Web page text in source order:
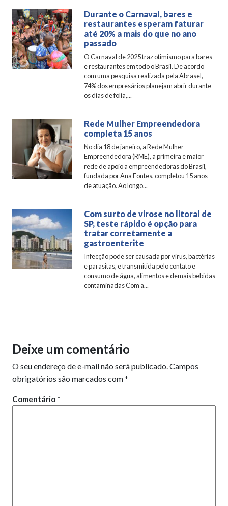
Durante o Carnaval, bares e
restaurantes esperam faturar
até 20% a mais do que no ano
passado
O Carnaval de 2025 traz otimismo para bares
e restaurantes em todo o Brasil. De acordo
com uma pesquisa realizada pela Abrasel,
74% dos empresários planejam abrir durante
os dias de folia,...
Rede Mulher Empreendedora
completa 15 anos
No dia 18 de janeiro, a Rede Mulher
Empreendedora (RME), a primeira e maior
rede de apoio a empreendedoras do Brasil,
fundada por Ana Fontes, completou 15 anos
de atuação. Ao longo...
Com surto de virose no litoral de
SP, teste rápido é opção para
tratar corretamente a
gastroenterite
Infecção pode ser causada por vírus, bactérias
e parasitas, e transmitida pelo contato e
consumo de água, alimentos e demais bebidas
contaminadas Com a...
Deixe um comentário
O seu endereço de e-mail não será publicado.Campos
obrigatórios são marcados com*
Comentário *